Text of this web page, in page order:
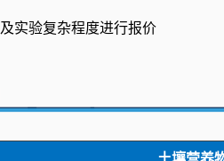
实验复杂程度进行报价